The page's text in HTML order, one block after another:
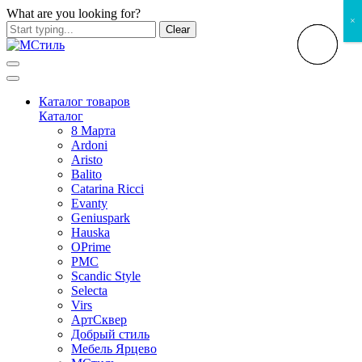
What are you looking for?
Clear
Каталог товаров
Каталог
8 Марта
Ardoni
Aristo
Balito
Catarina Ricci
Evanty
Geniuspark
Hauska
OPrime
PMC
Scandic Style
Selecta
Virs
АртСквер
Добрый стиль
Мебель Ярцево
×